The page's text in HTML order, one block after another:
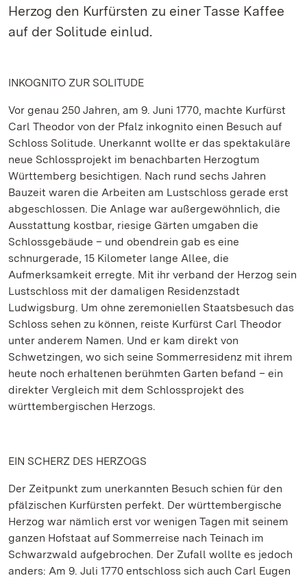
Herzog den Kurfürsten zu einer Tasse Kaffee
auf der Solitude einlud.
INKOGNITO ZUR SOLITUDE
Vor genau 250 Jahren, am 9. Juni 1770, machte Kurfürst
Carl Theodor von der Pfalz inkognito einen Besuch auf
Schloss Solitude. Unerkannt wollte er das spektakuläre
neue Schlossprojekt im benachbarten Herzogtum
Württemberg besichtigen. Nach rund sechs Jahren
Bauzeit waren die Arbeiten am Lustschloss gerade erst
abgeschlossen. Die Anlage war außergewöhnlich, die
Ausstattung kostbar, riesige Gärten umgaben die
Schlossgebäude – und obendrein gab es eine
schnurgerade, 15 Kilometer lange Allee, die
Aufmerksamkeit erregte. Mit ihr verband der Herzog sein
Lustschloss mit der damaligen Residenzstadt
Ludwigsburg. Um ohne zeremoniellen Staatsbesuch das
Schloss sehen zu können, reiste Kurfürst Carl Theodor
unter anderem Namen. Und er kam direkt von
Schwetzingen, wo sich seine Sommerresidenz mit ihrem
heute noch erhaltenen berühmten Garten befand – ein
direkter Vergleich mit dem Schlossprojekt des
württembergischen Herzogs.
EIN SCHERZ DES HERZOGS
Der Zeitpunkt zum unerkannten Besuch schien für den
pfälzischen Kurfürsten perfekt. Der württembergische
Herzog war nämlich erst vor wenigen Tagen mit seinem
ganzen Hofstaat auf Sommerreise nach Teinach im
Schwarzwald aufgebrochen. Der Zufall wollte es jedoch
anders: Am 9. Juli 1770 entschloss sich auch Carl Eugen